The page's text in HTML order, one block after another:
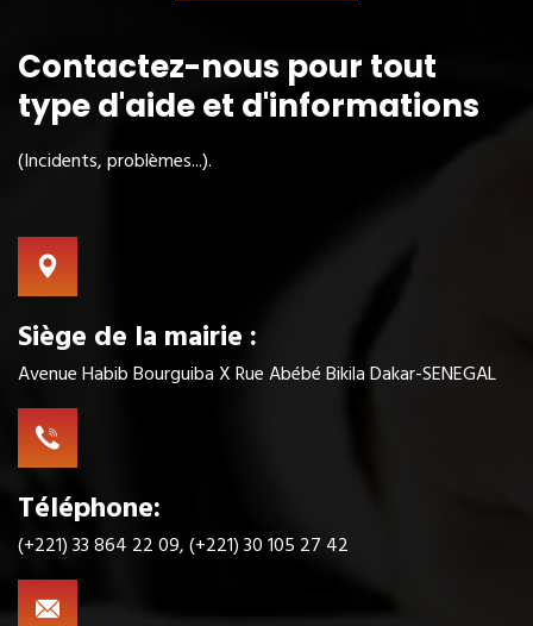
Contactez-nous pour tout
typed'aide et d'informations
(Incidents, problèmes...).
Siège de la mairie :
Avenue Habib Bourguiba X Rue Abébé Bikila Dakar-SENEGAL
Téléphone:
(+221) 33 864 22 09, (+221) 30 105 27 42